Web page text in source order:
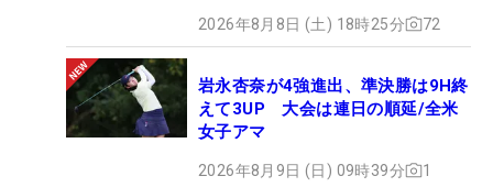
2026年8月8日 (土) 18時25分 72
岩永杏奈が4強進出、準決勝は9H終
えて3UP 大会は連日の順延/全米
女子アマ
2026年8月9日 (日) 09時39分 1